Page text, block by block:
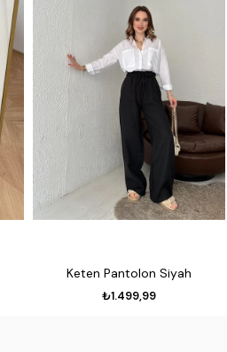
Keten Pantolon Siyah
₺1.499,99